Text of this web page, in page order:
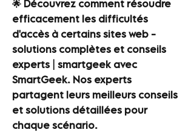
🌟 Découvrez comment résoudre
efficacement les difficultés
d'accès à certains sites web -
solutions complètes et conseils
experts | smartgeek avec
SmartGeek. Nos experts
partagent leurs meilleurs conseils
et solutions détaillées pour
chaque scénario.